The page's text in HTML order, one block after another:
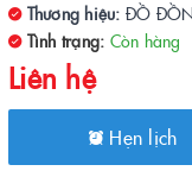
Thương hiệu: ĐỒ
Tình trạng: Còn hàng
Liên hệ
Hẹn lịch